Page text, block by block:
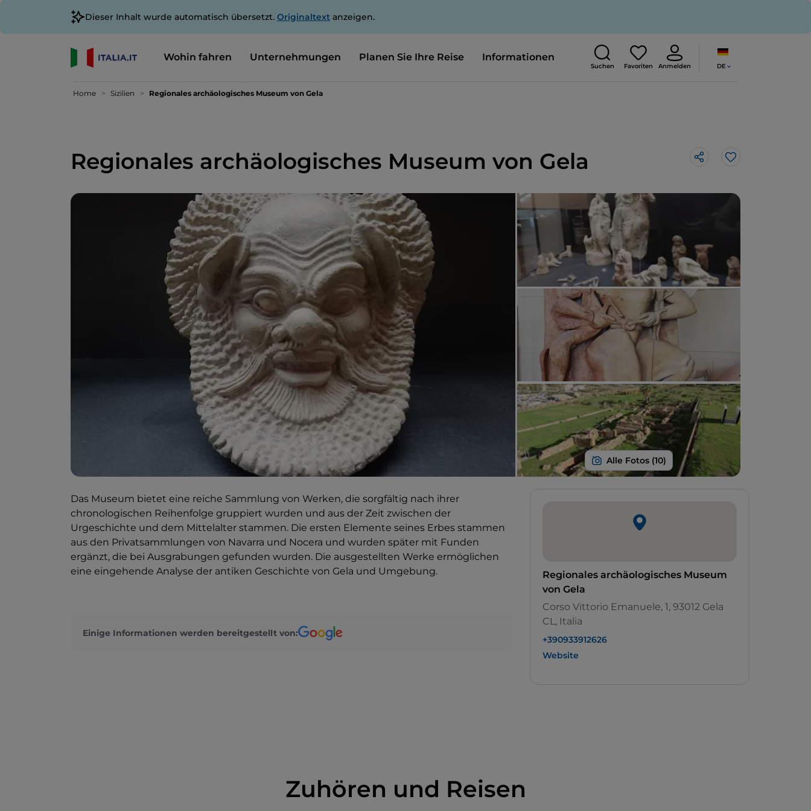
Dieser Inhalt wurde automatisch übersetzt. Originaltext anzeigen.
Wohin fahren Unternehmungen Planen Sie Ihre Reise Informationen
Suchen Favoriten Anmelden DE
Home Sizilien Regionales archäologisches Museum von Gela
Regionales archäologisches Museum von Gela Like
Das Museum bietet eine reiche Sammlung von Werken, die sorgfältig nach ihrer
chronologischen Reihenfolge gruppiert wurden und aus der Zeit zwischen der
Urgeschichte und dem Mittelalter stammen. Die ersten Elemente seines Erbes stammen
aus den Privatsammlungen von Navarra und Nocera und wurden später mit Funden
ergänzt, die bei Ausgrabungen gefunden wurden. Die ausgestellten Werke ermöglichen
eine eingehende Analyse der antiken Geschichte von Gela und Umgebung.
Einige Informationen werden bereitgestellt von:
Regionales archäologisches Museum
von Gela
Corso Vittorio Emanuele, 1, 93012 Gela
CL, Italia
+390933912626
Website
Zuhören und Reisen